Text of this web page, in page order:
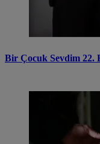
Bir Çocuk Sevdim 22.